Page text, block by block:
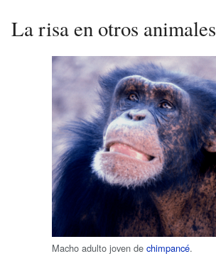
La risa en otros animales
Macho adulto joven de chimpancé.